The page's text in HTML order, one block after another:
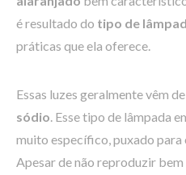
é resultado do tipo de
práticas que ela oferece.
Essas luzes geralmente vêm
sódio . Esse tipo de lâmpada
muito específico, puxado para
Apesar de não reproduzir